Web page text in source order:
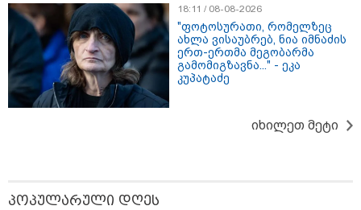
თბილისი - ანტალია 826.90
ლარიდან
თბილისი - ჰერაკლიონი 1623.80
18:11 / 08-08-2026
"ფოტოსურათი, რომელზეც
ახლა ვისაუბრებ, ნია იმნაძის
ერთ-ერთმა მეგობარმა
გამომიგზავნა..." - ეკა
კუპატაძე
იხილეთ მეტი
პოპულარული დღეს